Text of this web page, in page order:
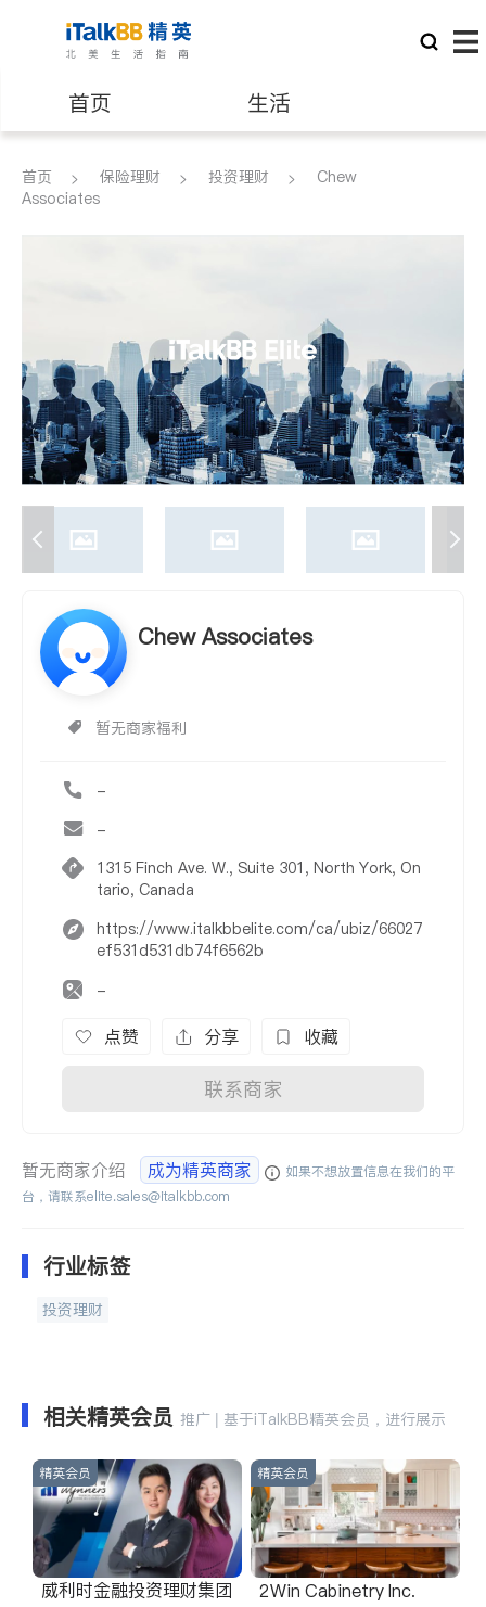
首页 生活
医生 律师
建筑装修
首页 保险理财 投资理财
Chew
Associates
Chew Associates
暂无商家福利
-
-
1315 Finch Ave. W., Suite 301, North York, On
tario, Canada
https://www.italkbbelite.com/ca/ubiz/66027
ef531d531db74f6562b
-
点赞 分享 收藏
联系商家
暂无商家介绍 成为精英商家
如果不想放置信息在我们的平
台，请联系elite.sales@italkbb.com
行业标签
投资理财
相关精英会员 推广 | 基于iTalkBB精英会员，进行展示
精英会员
威利时金融投资理财集团
精英会员
2Win Cabinetry Inc.